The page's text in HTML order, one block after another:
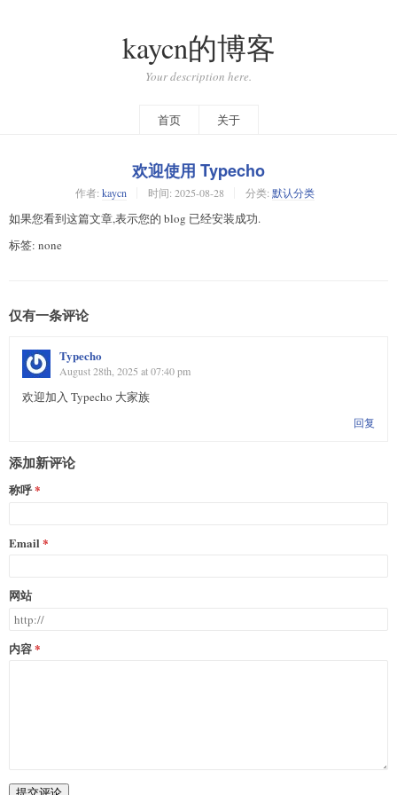
kaycn的博客
Your description here.
首页 关于
欢迎使用 Typecho
作者: kaycn 时间: 2025-08-28 分类: 默认分类
如果您看到这篇文章,表示您的 blog 已经安装成功.
标签: none
仅有一条评论
Typecho
August 28th, 2025 at 07:40 pm
欢迎加入 Typecho 大家族
回复
添加新评论
称呼
Email
网站
内容